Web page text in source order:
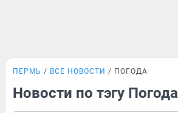
ПЕРМЬ ВСЕ НОВОСТИ ПОГОДА
Новости по тэгу Погода